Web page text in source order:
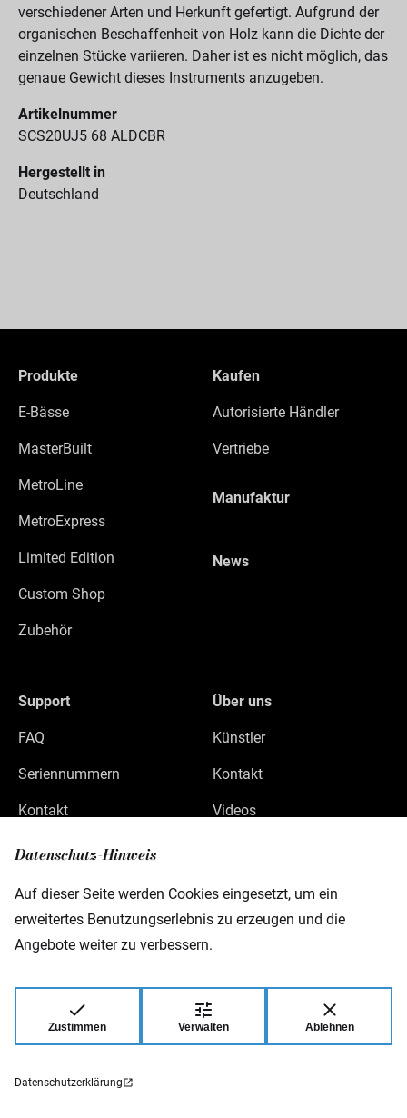
Datenschutz-Hinweis
Auf dieser Seite werden Cookies eingesetzt, um ein
erweitertes Benutzungserlebnis zu erzeugen und die
Angebote weiter zu verbessern.
Zustimmen Verwalten Ablehnen
Datenschutzerklärung
verschiedener Arten und Herkunft gefertigt. Aufgrund der
organischen Beschaffenheit von Holz kann die Dichte der
einzelnen Stücke variieren. Daher ist es nicht möglich, das
genaue Gewicht dieses Instruments anzugeben.
Artikelnummer
SCS20UJ5 68 ALDCBR
Hergestellt in
Deutschland
Produkte
E-Bässe
MasterBuilt
MetroLine
MetroExpress
Limited Edition
Custom Shop
Zubehör
Kaufen
Autorisierte Händler
Vertriebe
Manufaktur
News
Support
FAQ
Seriennummern
Kontakt
Über uns
Künstler
Kontakt
Videos
Gewerbepark 46
D-08258 Markneukirchen
© 2026 Warwick GmbH & Co Music Equipment
KG.